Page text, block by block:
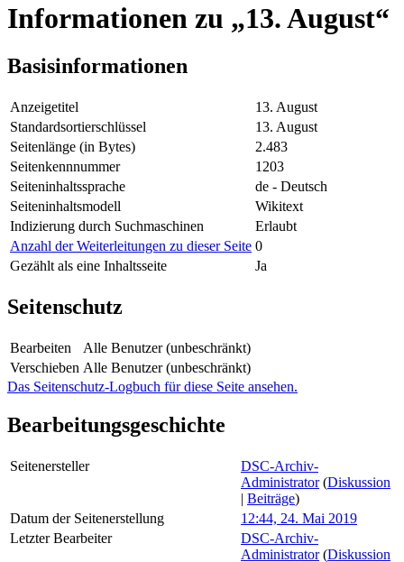
Informationen zu „13. August“
Basisinformationen
Anzeigetitel
13. August
Standardsortierschlüssel
13. August
Seitenlänge (in Bytes)
2.483
Seitenkennnummer
1203
Seiteninhaltssprache
de - Deutsch
Seiteninhaltsmodell
Wikitext
Indizierung durch Suchmaschinen
Erlaubt
Anzahl der Weiterleitungen zu dieser Seite 0
Gezählt als eine Inhaltsseite
Ja
Seitenschutz
Bearbeiten
Alle Benutzer (unbeschränkt)
Verschieben Alle Benutzer (unbeschränkt)
Das Seitenschutz-Logbuch für diese Seite ansehen.
Bearbeitungsgeschichte
Seitenersteller
DSC-Archiv-
Administrator (Diskussion
| Beiträge)
Datum der Seitenerstellung
12:44, 24. Mai 2019
Letzter Bearbeiter
DSC-Archiv-
Administrator (Diskussion